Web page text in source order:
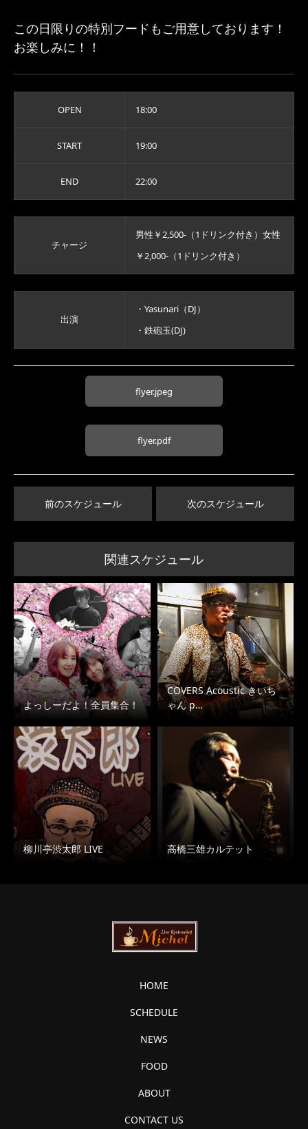
この日限りの特別フードもご用意しております！
お楽しみに！！
OPEN 18:00
START 19:00
END 22:00
チャージ
男性￥2,500-（1ドリンク付き）女性
￥2,000-（1ドリンク付き）
出演
・Yasunari（DJ）
・鉄砲玉(DJ)
flyer.jpeg
flyer.pdf
前のスケジュール 次のスケジュール
関連スケジュール
よっしーだよ！全員集合！
COVERS Acoustic きいち
ゃん p…
柳川亭渋太郎 LIVE 高橋三雄カルテット
HOME
SCHEDULE
NEWS
FOOD
ABOUT
CONTACT US